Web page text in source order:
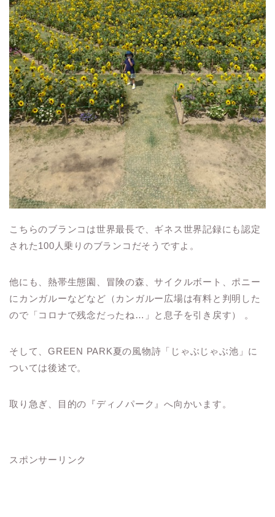
こちらのブランコは世界最長で、ギネス世界記録にも認定
された100人乗りのブランコだそうですよ。
他にも、熱帯生態園、冒険の森、サイクルボート、ポニー
にカンガルーなどなど（カンガルー広場は有料と判明した
ので「コロナで残念だったね…」と息子を引き戻す） 。
そして、GREEN PARK夏の風物詩「じゃぶじゃぶ池」に
ついては後述で。
取り急ぎ、目的の『ディノパーク』へ向かいます。
スポンサーリンク